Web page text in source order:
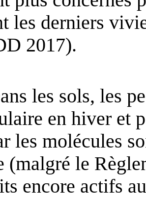
les derniers
2017).
les sols, les
en hiver et
les molécules
(malgré le
encore actifs